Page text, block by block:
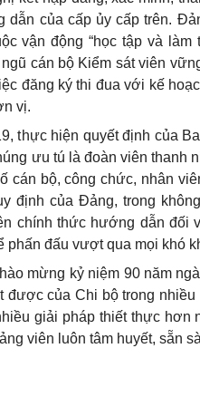
của cấp ủy cấp trên.
vận động “học tập và
cán bộ Kiểm sát viên
đăng ký thi đua với kế
vị.
thực hiện quyết định của
ưu tú là đoàn viên thanh
cán bộ, công chức, nhân
định của Đảng, trong
chính thức hướng dẫn
đấu vượt qua mọi khó
mừng kỷ niệm 90 năm
được của Chi bộ trong
giải pháp thiết thực hơn
viên luôn tâm huyết, sẵn